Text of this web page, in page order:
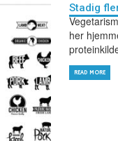
Stadig
her
READ MORE